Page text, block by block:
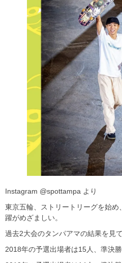
Instagram @spottampa より
東京五輪、ストリートリーグを始
躍がめざましい。
過去2大会のタンパアマの結果を見
2018年の予選出場者は15人、準決